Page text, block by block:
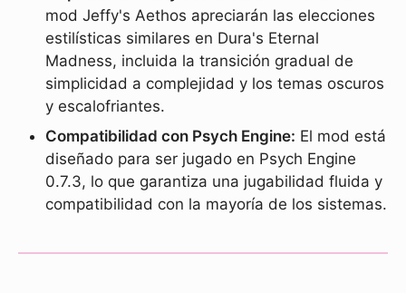
mod Jeffy's Aethos apreciarán las elecciones
estilísticas similares en Dura's Eternal
Madness, incluida la transición gradual de
simplicidad a complejidad y los temas oscuros
y escalofriantes.
Compatibilidad con Psych Engine: El mod está
diseñado para ser jugado en Psych Engine
0.7.3, lo que garantiza una jugabilidad fluida y
compatibilidad con la mayoría de los sistemas.